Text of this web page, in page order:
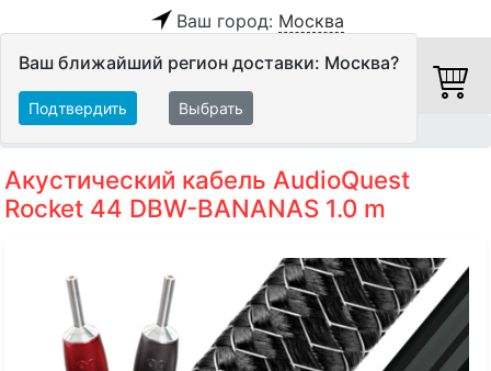
Ваш город: Москва
Ваш ближайший регион доставки: Москва?
Подтвердить Выбрать
Акустический кабель AudioQuest
Rocket 44 DBW-BANANAS 1.0 m